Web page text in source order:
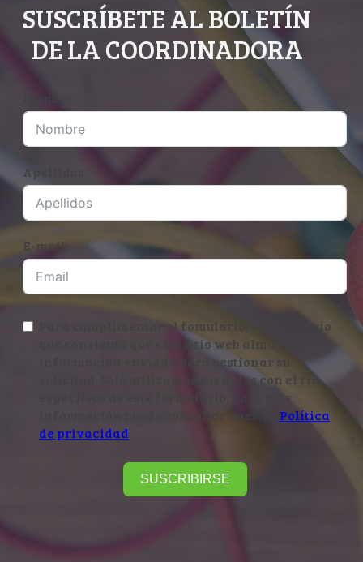
SUSCRÍBETE AL BOLETÍN
DE LA COORDINADORA
Apellidos
E-mail
Para cumplimentar el fomulario, es necesario
que consienta que este sitio web almacene la
información enviada para gestionar su
solicitud. Sólo utilizamos sus datos con el fin
específico de este formulario. Para más
información puede consultar nuestra Política
de privacidad
SUSCRIBIRSE